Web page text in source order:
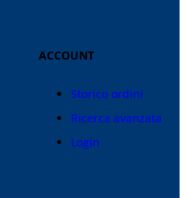
ACCOUNT
Storico ordini
Ricerca avanzata
Login